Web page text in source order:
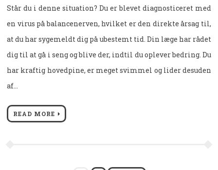
Står du i denne situation? Du er blevet diagnosticeret med
en virus på balancenerven, hvilket er den direkte årsag til,
at du har sygemeldt dig på ubestemt tid. Din læge har rådet
dig til at gå i seng og blive der, indtil du oplever bedring. Du
har kraftig hovedpine, er meget svimmel og lider desuden
af…
READ MORE